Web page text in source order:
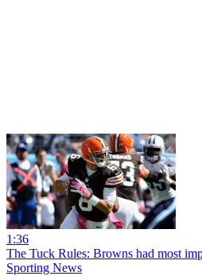
1:36
The Tuck Rules: Browns had most
Sporting News